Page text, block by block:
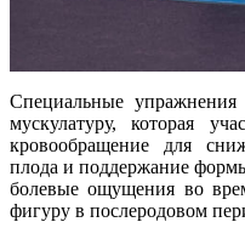
Специальные
мускулатуру, которая
кровообращение для
плода и поддержание
болевые ощущения во
фигуру в послеродовом